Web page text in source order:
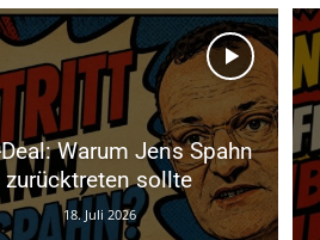
Warum Jens Spahn
zurücktreten sollte
18. Juli 2026